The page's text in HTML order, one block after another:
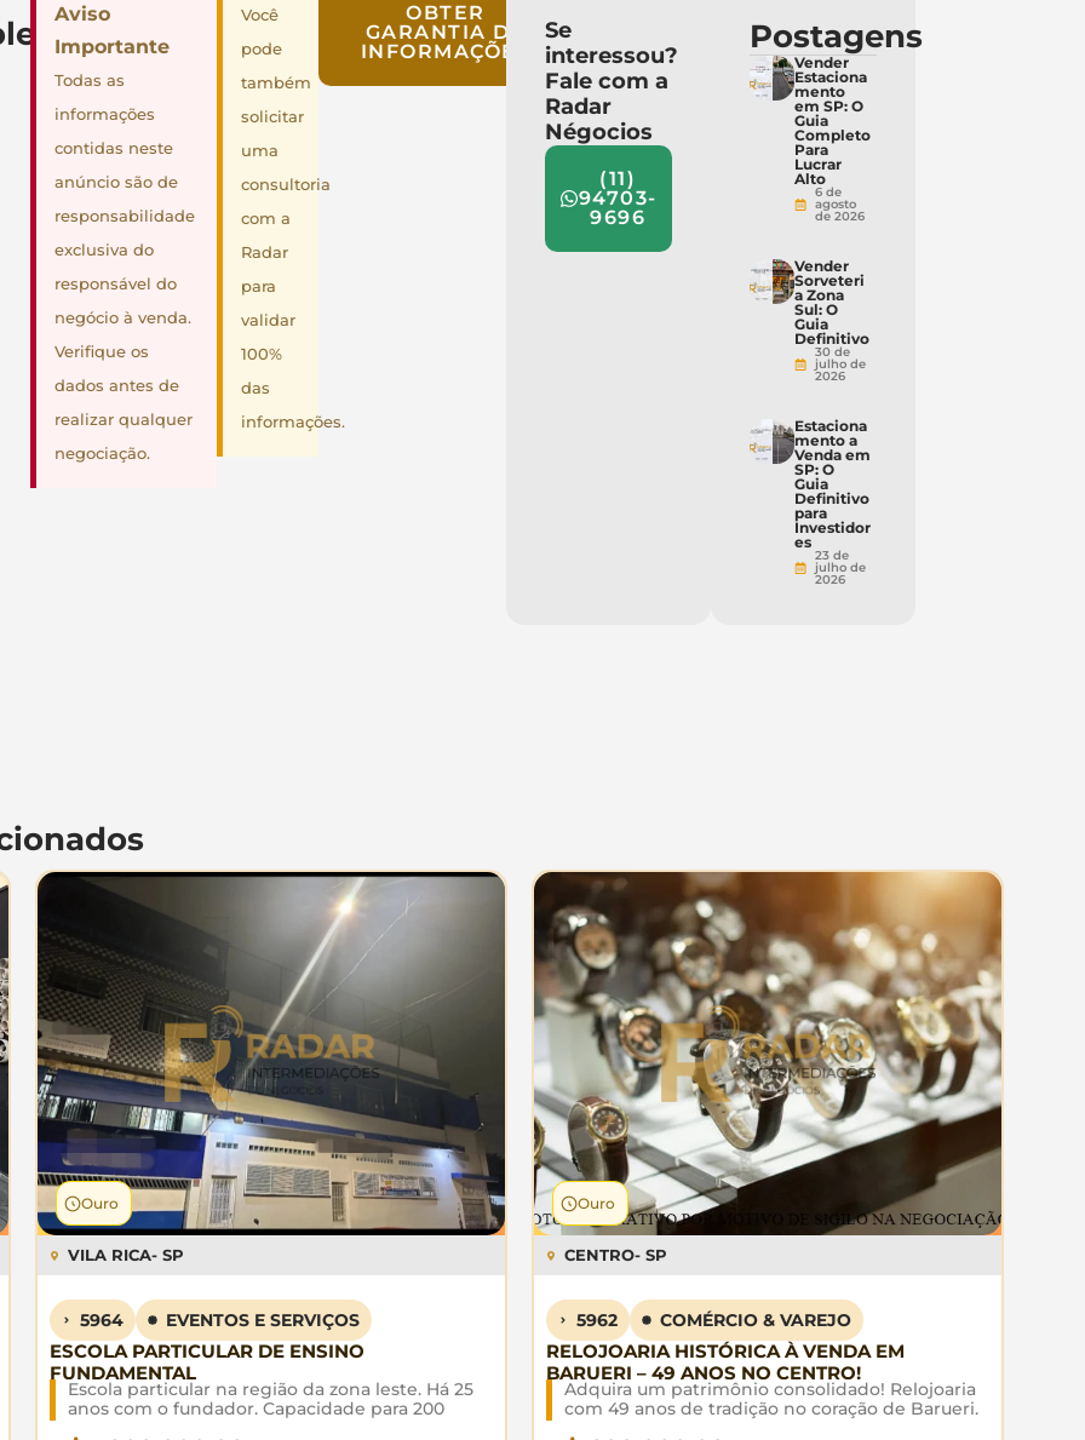
Aviso
Importante
Todas as
informações
contidas neste
anúncio são de
responsabilidade
exclusiva do
responsável do
negócio à venda.
Verifique os
dados antes de
realizar qualquer
negociação.
Você
pode
também
solicitar
uma
consultoria
com a
Radar
para
validar
100%
das
informações.
OBTER
GARANTIA DE
INFORMAÇÕES
Se
interessou?
Fale com a
Radar
Négocios
(11)
94703-
9696
Postagens
Vender
Estaciona
mento
em SP: O
Guia
Completo
Para
Lucrar
Alto
6 de
agosto
de 2026
Vender
Sorveteri
a Zona
Sul: O
Guia
Definitivo
30 de
julho de
2026
Estaciona
mento a
Venda em
SP: O
Guia
Definitivo
para
Investidor
es
23 de
julho de
2026
Ouro
VILA RICA- SP
5964 EVENTOS E SERVIÇOS
ESCOLA PARTICULAR DE ENSINO
FUNDAMENTAL
Escola particular na região da zona leste. Há 25
anos com o fundador. Capacidade para 200
Ouro
CENTRO- SP
5962 COMÉRCIO & VAREJO
RELOJOARIA HISTÓRICA À VENDA EM
BARUERI – 49 ANOS NO CENTRO!
Adquira um patrimônio consolidado! Relojoaria
com 49 anos de tradição no coração de Barueri.